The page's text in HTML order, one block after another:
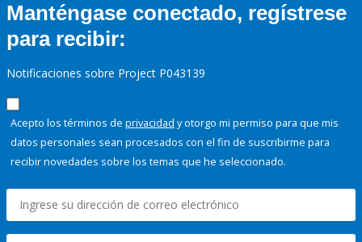
Manténgase conectado, regístrese
para recibir:
Notificaciones sobre Project P043139
Acepto los términos de privacidad y otorgo mi permiso para que mis
datos personales sean procesados con el fin de suscribirme para
recibir novedades sobre los temas que he seleccionado.